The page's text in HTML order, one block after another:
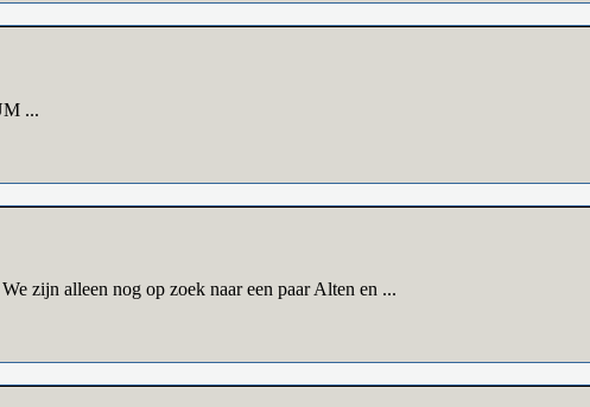
...
zijn alleen nog op zoek naar een paar Alten en ...